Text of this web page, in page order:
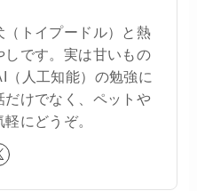
トイプードル）と熱
です。実は甘いもの
（人工知能）の勉強に
だけでなく、ペットや
にどうぞ。